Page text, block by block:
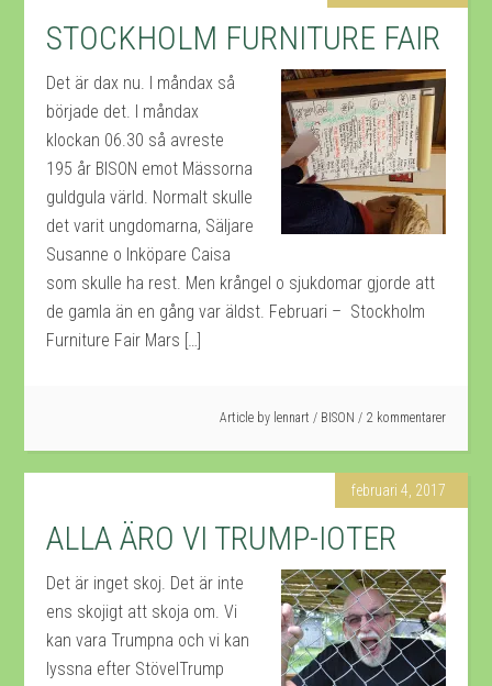
STOCKHOLM FURNITURE FAIR
Det är dax nu. I måndax så
började det. I måndax
klockan 06.30 så avreste
195 år BISON emot Mässorna
guldgula värld. Normalt skulle
det varit ungdomarna, Säljare
Susanne o Inköpare Caisa
som skulle ha rest. Men krångel o sjukdomar gjorde att
de gamla än en gång var äldst. Februari – Stockholm
Furniture Fair Mars […]
Article by lennart / BISON 2 kommentarer
februari 4, 2017
ALLA ÄRO VI TRUMP-IOTER
Det är inget skoj. Det är inte
ens skojigt att skoja om. Vi
kan vara Trumpna och vi kan
lyssna efter StövelTrump